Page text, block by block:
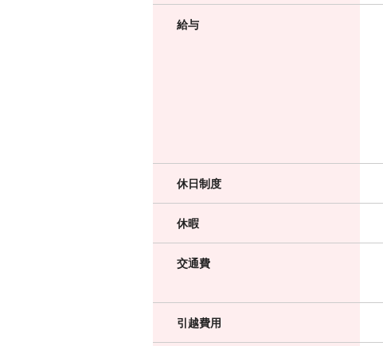
給与
休日制度
休暇
交通費
引越費用